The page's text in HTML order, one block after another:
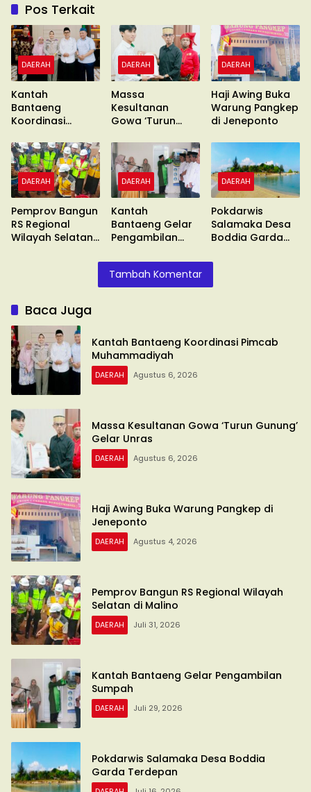
Pos Terkait
DAERAH
Kantah
Bantaeng
Koordinasi
Muhammadiyah
DAERAH
Massa
Kesultanan
Gowa ‘Turun
Unras
DAERAH
Haji Awing Buka
Warung Pangkep
di Jeneponto
DAERAH
Pemprov Bangun
RS Regional
Wilayah Selatan
DAERAH
Kantah
Bantaeng Gelar
Pengambilan
DAERAH
Pokdarwis
Salamaka Desa
Boddia Garda
Tambah Komentar
Baca Juga
Kantah Bantaeng Koordinasi Pimcab
Muhammadiyah
DAERAH Agustus 6, 2026
Massa Kesultanan Gowa ‘Turun Gunung’
Gelar Unras
DAERAH Agustus 6, 2026
Haji Awing Buka Warung Pangkep di
Jeneponto
DAERAH Agustus 4, 2026
Pemprov Bangun RS Regional Wilayah
Selatan di Malino
DAERAH Juli 31, 2026
Kantah Bantaeng Gelar Pengambilan
Sumpah
DAERAH Juli 29, 2026
Pokdarwis Salamaka Desa Boddia
Garda Terdepan